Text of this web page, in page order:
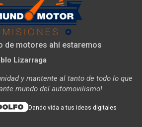
de motores ahí estaremos
Lizarraga
y mantente al tanto de todo lo que
mundo del automovilismo!
Dando vida a tus ideas digitales